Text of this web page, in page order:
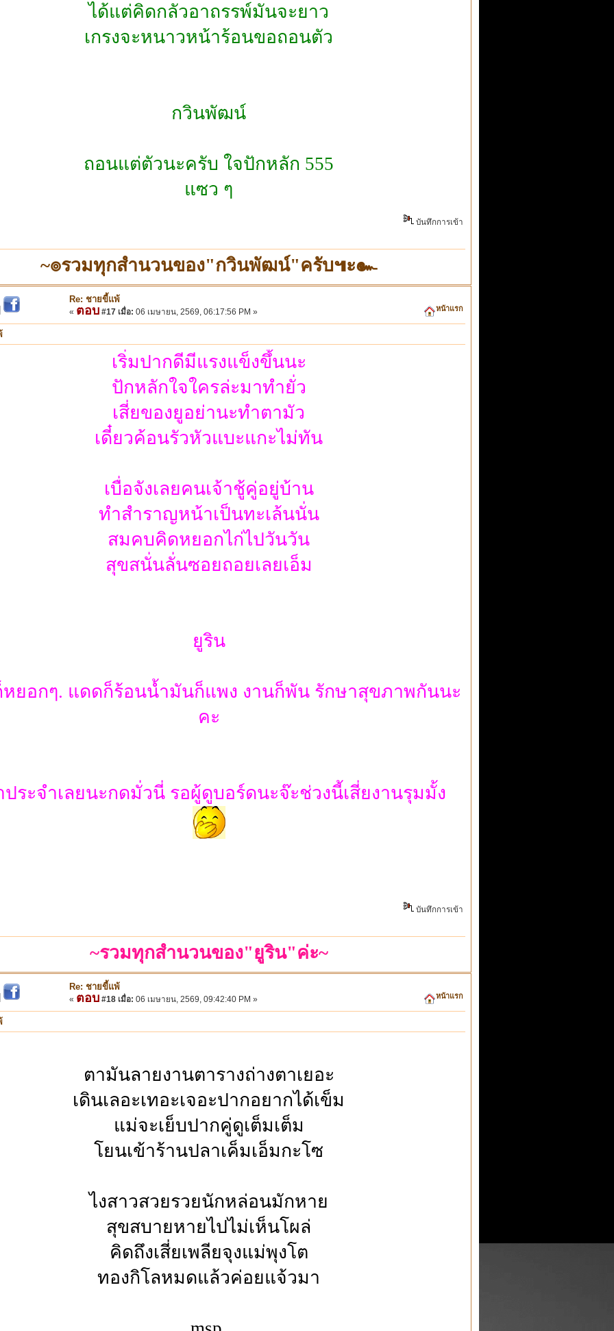
ได้แต่คิดกลัวอาถรรพ์มันจะยาว
เกรงจะหนาวหน้าร้อนขอถอนตัว
กวินพัฒน์
ถอนแต่ตัวนะครับ ใจปักหลัก 555
แซว ๆ
บันทึกการเข้า
~๏รวมทุกสำนวนของ"กวินพัฒน์"ครับ๚ะ๛
Re: ชายขี้แพ้
« ตอบ #17 เมื่อ: 06 เมษายน, 2569, 06:17:56 PM » หน้าแรก
เริ่มปากดีมีแรงแข็งขึ้นนะ
ปักหลักใจใครล่ะมาทำยั่ว
เสี่ยของยูอย่านะทำตามัว
เดี๋ยวค้อนรัวหัวแบะแกะไม่ทัน
เบื่อจังเลยคนเจ้าชู้คู่อยู่บ้าน
ทำสำราญหน้าเป็นทะเล้นนั่น
สมคบคิดหยอกไก่ไปวันวัน
สุขสนั่นลั่นซอยถอยเลยเอ็ม
ยูริน
ยอกๆ. แดดก็ร้อนน้ำมันก็แพง งานก็พัน รักษาสุขภาพกันนะ
คะ
ประจำเลยนะกดมั่วนี่ รอผู้ดูบอร์ดนะจ๊ะช่วงนี้เสี่ยงานรุมมั้ง
บันทึกการเข้า
~รวมทุกสำนวนของ"ยูริน"ค่ะ~
Re: ชายขี้แพ้
« ตอบ #18 เมื่อ: 06 เมษายน, 2569, 09:42:40 PM » หน้าแรก
ตามันลายงานตารางถ่างตาเยอะ
เดินเลอะเทอะเจอะปากอยากได้เข็ม
แม่จะเย็บปากคู่ดูเต็มเต็ม
โยนเข้าร้านปลาเค็มเอ็มกะโซ
ไงสาวสวยรวยนักหล่อนมักหาย
สุขสบายหายไปไม่เห็นโผล่
คิดถึงเสี่ยเพลียจุงแม่พุงโต
ทองกิโลหมดแล้วค่อยแจ้วมา